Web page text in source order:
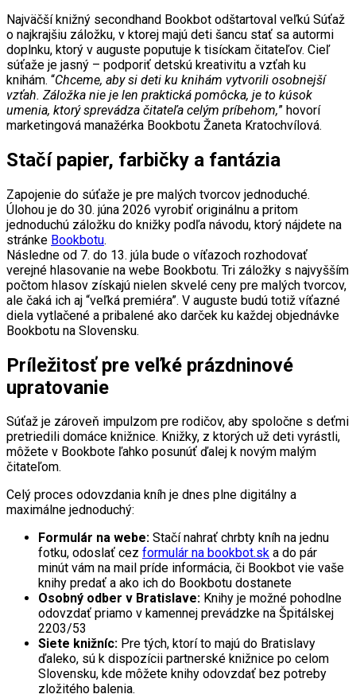
Najväčší knižný secondhand Bookbot odštartoval veľkú Súťaž
o najkrajšiu záložku, v ktorej majú deti šancu stať sa autormi
doplnku, ktorý v auguste poputuje k tisíckam čitateľov. Cieľ
súťaže je jasný – podporiť detskú kreativitu a vzťah ku
knihám. “Chceme, aby si deti ku knihám vytvorili osobnejší
vzťah. Záložka nie je len praktická pomôcka, je to kúsok
umenia, ktorý sprevádza čitateľa celým príbehom,” hovorí
marketingová manažérka Bookbotu Žaneta Kratochvílová.
Stačí papier, farbičky a fantázia
Zapojenie do súťaže je pre malých tvorcov jednoduché.
Úlohou je do 30. júna 2026 vyrobiť originálnu a pritom
jednoduchú záložku do knižky podľa návodu, ktorý nájdete na
stránke Bookbotu.
Následne od 7. do 13. júla bude o víťazoch rozhodovať
verejné hlasovanie na webe Bookbotu. Tri záložky s najvyšším
počtom hlasov získajú nielen skvelé ceny pre malých tvorcov,
ale čaká ich aj “veľká premiéra”. V auguste budú totiž víťazné
diela vytlačené a pribalené ako darček ku každej objednávke
Bookbotu na Slovensku.
Príležitosť pre veľké prázdninové
upratovanie
Súťaž je zároveň impulzom pre rodičov, aby spoločne s deťmi
pretriedili domáce knižnice. Knižky, z ktorých už deti vyrástli,
môžete v Bookbote ľahko posunúť ďalej k novým malým
čitateľom.
Celý proces odovzdania kníh je dnes plne digitálny a
maximálne jednoduchý:
Formulár na webe: Stačí nahrať chrbty kníh na jednu
fotku, odoslať cez formulár na bookbot.sk a do pár
minút vám na mail príde informácia, či Bookbot vie vaše
knihy predať a ako ich do Bookbotu dostanete
Osobný odber v Bratislave: Knihy je možné pohodlne
odovzdať priamo v kamennej prevádzke na Špitálskej
2203/53
Siete knižníc: Pre tých, ktorí to majú do Bratislavy
ďaleko, sú k dispozícii partnerské knižnice po celom
Slovensku, kde môžete knihy odovzdať bez potreby
zložitého balenia.